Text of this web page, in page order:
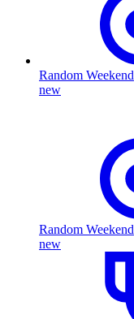
Random Weekend
new
Random Weekend
new